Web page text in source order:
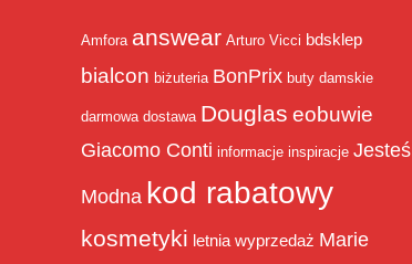
Amfora answear Arturo Vicci bdsklep
bialcon biżuteria BonPrix buty damskie
darmowa dostawa Douglas eobuwie
Giacomo Conti informacje inspiracje Jesteś
Modna kod rabatowy
kosmetyki letnia wyprzedaż Marie